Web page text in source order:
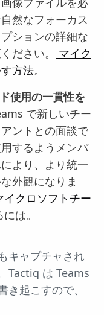
然なフォーカス
ションの詳細な
ださい。
マイク
方法。
使用の一貫性を
で新しいチー
ントとの面談で
するようメンバ
より、より統一
外観になりま
イクロソフトチー
は。
キャプチャされ
Tactiq は Teams
き起こすので、